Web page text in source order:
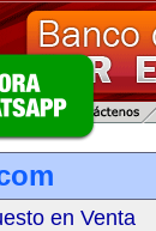
en Venta